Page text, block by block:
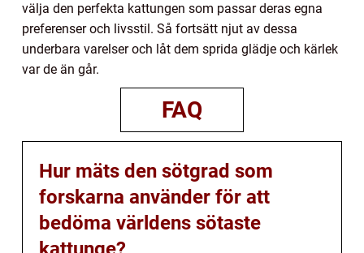
välja den perfekta kattungen som passar deras egna
preferenser och livsstil. Så fortsätt njut av dessa
underbara varelser och låt dem sprida glädje och kärlek
var de än går.
FAQ
Hur mäts den sötgrad som
forskarna använder för att
bedöma världens sötaste